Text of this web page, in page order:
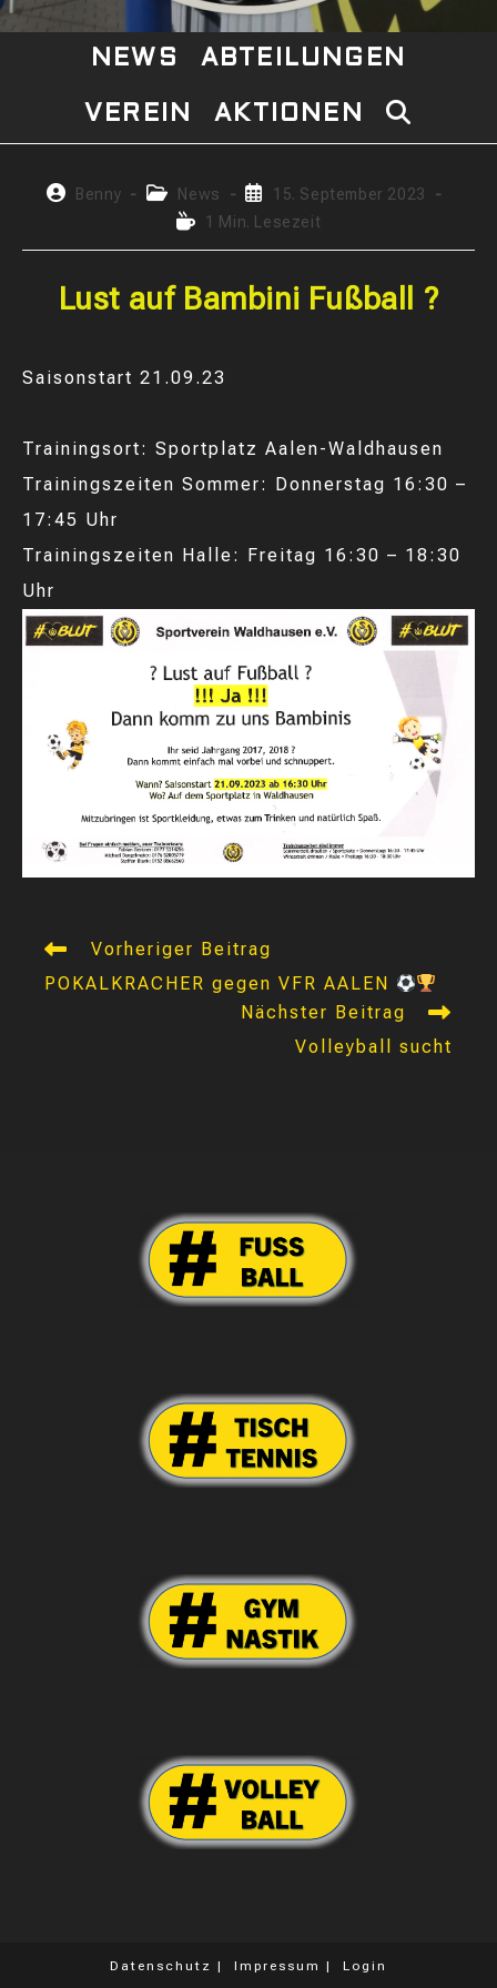
NEWS ABTEILUNGEN
VEREIN AKTIONEN WEBSITE-
Beitrags-
Benny
Beitrags-
Kategorie:
News
Beitrag
veröffentlicht:
15. September 2023
Lesedauer:
1 Min. Lesezeit
Lust auf Bambini Fußball ?
Saisonstart 21.09.23
Trainingsort: Sportplatz Aalen-Waldhausen
Trainingszeiten Sommer: Donnerstag 16:30 –
17:45 Uhr
Trainingszeiten Halle: Freitag 16:30 – 18:30
Uhr
Weitere
ansehen
Vorheriger Beitrag
POKALKRACHER gegen VFR AALEN
Nächster Beitrag
Volleyball sucht
Datenschutz Impressum Login